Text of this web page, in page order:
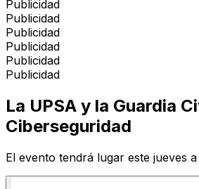
Publicidad
Publicidad
Publicidad
Publicidad
Publicidad
Publicidad
La UPSA y la Guardia
Ciberseguridad
El evento tendrá lugar este jueves